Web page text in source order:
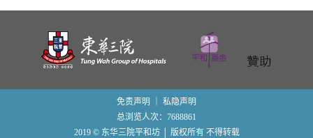
免责声明
私隐声明
总浏览人次：7688861
2019 © 东华三院平和坊 │ 版权所有 不得转载